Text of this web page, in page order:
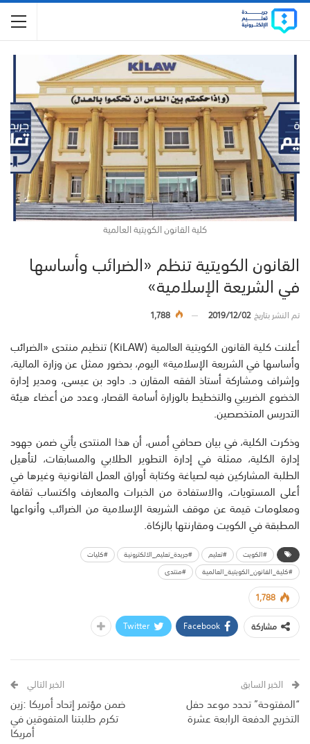
كلية القانون الكويتية العالمية
القانون الكويتية تنظم «الضرائب وأساسها
في الشريعة الإسلامية»
تم النشر بتاريخ2019/12/02
1,788
أعلنت كلية القانون الكويتية العالمية (KiLAW) تنظيم منتدى «الضرائب
وأساسها في الشريعة الإسلامية» اليوم، بحضور ممثل عن وزارة المالية،
وإشراف ومشاركة أستاذ الفقه المقارن د. داود بن عيسى، ومدير إدارة
الخضوع الضريبي والتخطيط بالوزارة أسامة القصار، وعدد من أعضاء هيئة
التدريس المتخصصين.
وذكرت الكلية، في بيان صحافي أمس، أن هذا المنتدى يأتي ضمن جهود
إدارة الكلية، ممثلة في إدارة التطوير الطلابي والمسابقات، لتأهيل
الطلبة المشاركين فيه لصياغة وكتابة أوراق العمل القانونية وغيرها في
أعلى المستويات، والاستفادة من الخبرات والمعارف واكتساب ثقافة
ومعلومات قيمة عن موقف الشريعة الإسلامية من الضرائب وأنواعها
المطبقة في الكويت ومقارنتها بالزكاة.
#الكويت #تعليم #جريدة_تعليم_الالكترونية
#كليات
#كلية_القانون_الكويتية_العالمية
#منتدى
1,788
مشاركة
Facebook
Twitter
الخبر السابق
“المفتوحة” تحدد موعد حفل
التخريج الدفعة الرابعة عشرة
الخبر التالي
ضمن مؤتمر إتحاد أمريكا :زين
تكرم طلبتنا المتفوقين في
أمريكا